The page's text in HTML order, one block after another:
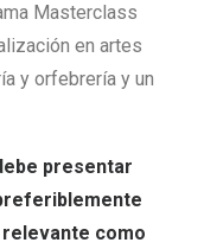
Masterclass
en artes
y orfebrería y un
presentar
como